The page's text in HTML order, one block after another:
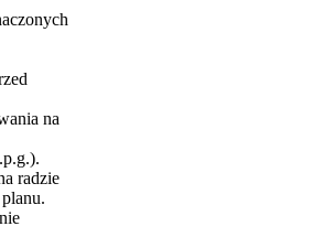
na
radzie